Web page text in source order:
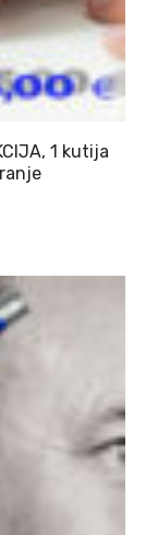
1 kutija